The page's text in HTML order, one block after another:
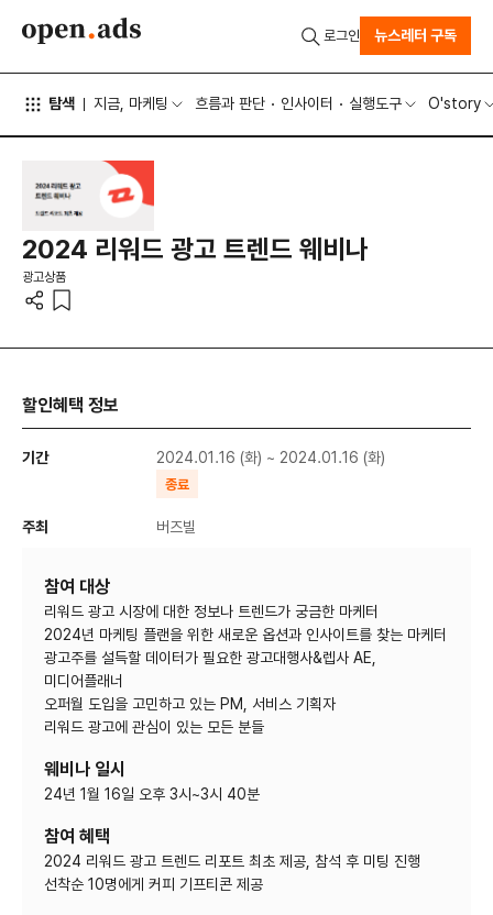
탐색 지금, 마케팅 흐름과 판단 인사이터 실행도구 O'story
로그인 뉴스레터 구독
2024 리워드 광고 트렌드 웨비나
광고상품
할인혜택 정보
기간 2024.01.16 (화) ~ 2024.01.16 (화)
종료
주최 버즈빌
참여 대상
리워드 광고 시장에 대한 정보나 트렌드가 궁금한 마케터
2024년 마케팅 플랜을 위한 새로운 옵션과 인사이트를 찾는 마케터
광고주를 설득할 데이터가 필요한 광고대행사&렙사 AE,
미디어플래너
오퍼월 도입을 고민하고 있는 PM, 서비스 기획자
리워드 광고에 관심이 있는 모든 분들
웨비나 일시
24년 1월 16일 오후 3시~3시 40분
참여 혜택
2024 리워드 광고 트렌드 리포트 최초 제공, 참석 후 미팅 진행
선착순 10명에게 커피 기프티콘 제공